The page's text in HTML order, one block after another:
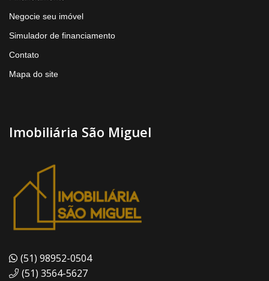
Negocie seu imóvel
Simulador de financiamento
Contato
Mapa do site
Imobiliária São Miguel
(51) 98952-0504
(51) 3564-5627